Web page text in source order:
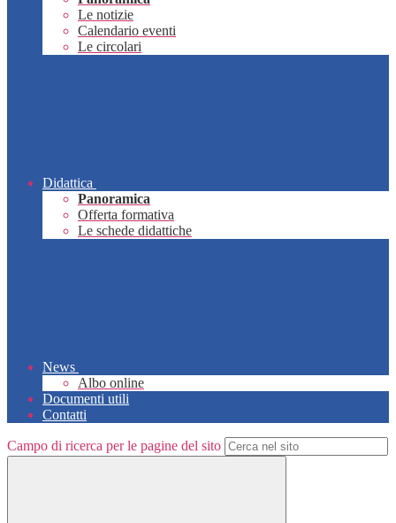
Le notizie
Calendario eventi
Le circolari
Didattica
Panoramica
Offerta formativa
Le schede didattiche
News
Albo online
Documenti utili
Contatti
Campo di ricerca per le pagine del sito